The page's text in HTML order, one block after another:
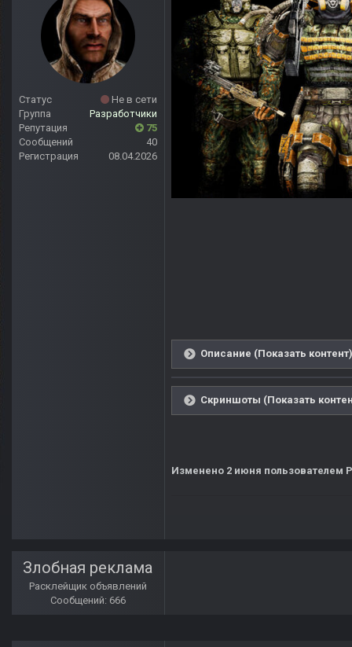
Статус
Не в сети
Группа
Разработчики
Репутация
75
Сообщений
40
Регистрация
08.04.2026
Описание (Показать контент)
Скриншоты (Показать
Изменено 2 июня пользователем
Злобная реклама
Расклейщик объявлений
Сообщений: 666